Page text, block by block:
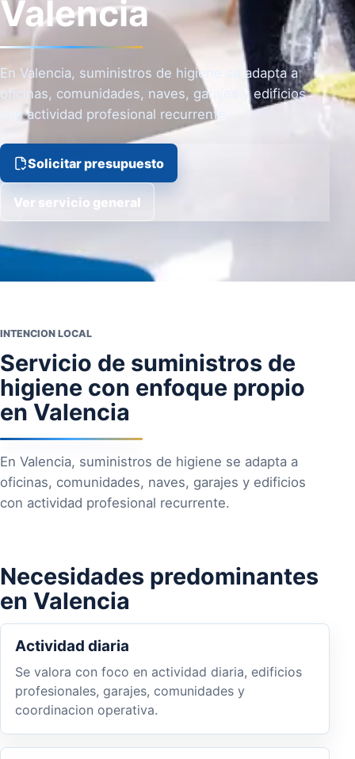
Valencia
En Valencia, suministros de higiene se adapta a
oficinas, comunidades, naves, garajes y edificios
con actividad profesional recurrente.
Solicitar presupuesto
Ver servicio general
INTENCION LOCAL
Servicio de suministros de
higiene con enfoque propio
en Valencia
En Valencia, suministros de higiene se adapta a
oficinas, comunidades, naves, garajes y edificios
con actividad profesional recurrente.
Necesidades predominantes
en Valencia
Actividad diaria
Se valora con foco en actividad diaria, edificios
profesionales, garajes, comunidades y
coordinacion operativa.